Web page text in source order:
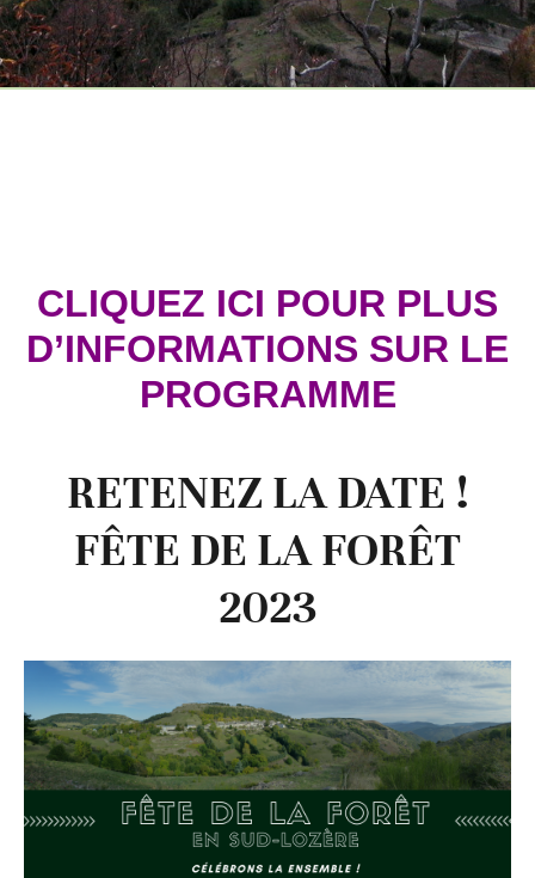
CLIQUEZ ICI POUR PLUS
D’INFORMATIONS SUR LE
PROGRAMME
RETENEZ LA DATE !
FÊTE DE LA FORÊT
2023